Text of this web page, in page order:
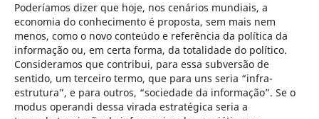
Poderíamos dizer que hoje, nos cenários mundiais, a
economia do conhecimento é proposta, sem mais nem
menos, como o novo conteúdo e referência da política da
informação ou, em certa forma, da totalidade do político.
Consideramos que contribui, para essa subversão de
sentido, um terceiro termo, que para uns seria “infra-
estrutura”, e para outros, “sociedade da informação”. Se o
modus operandi dessa virada estratégica seria a